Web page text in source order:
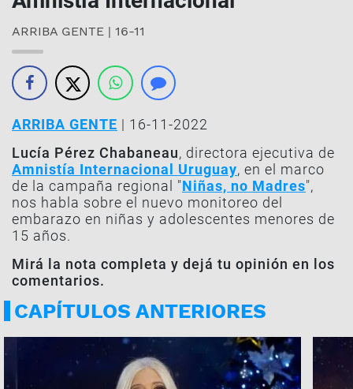
ARRIBA GENTE | 16-11
ARRIBA GENTE | 16-11-2022
Lucía Pérez Chabaneau, directora ejecutiva de
Amnistía Internacional Uruguay, en el marco
de la campaña regional "Niñas, no Madres",
nos habla sobre el nuevo monitoreo del
embarazo en niñas y adolescentes menores de
15 años.
Mirá la nota completa y dejá tu opinión en los
comentarios.
CAPÍTULOS ANTERIORES